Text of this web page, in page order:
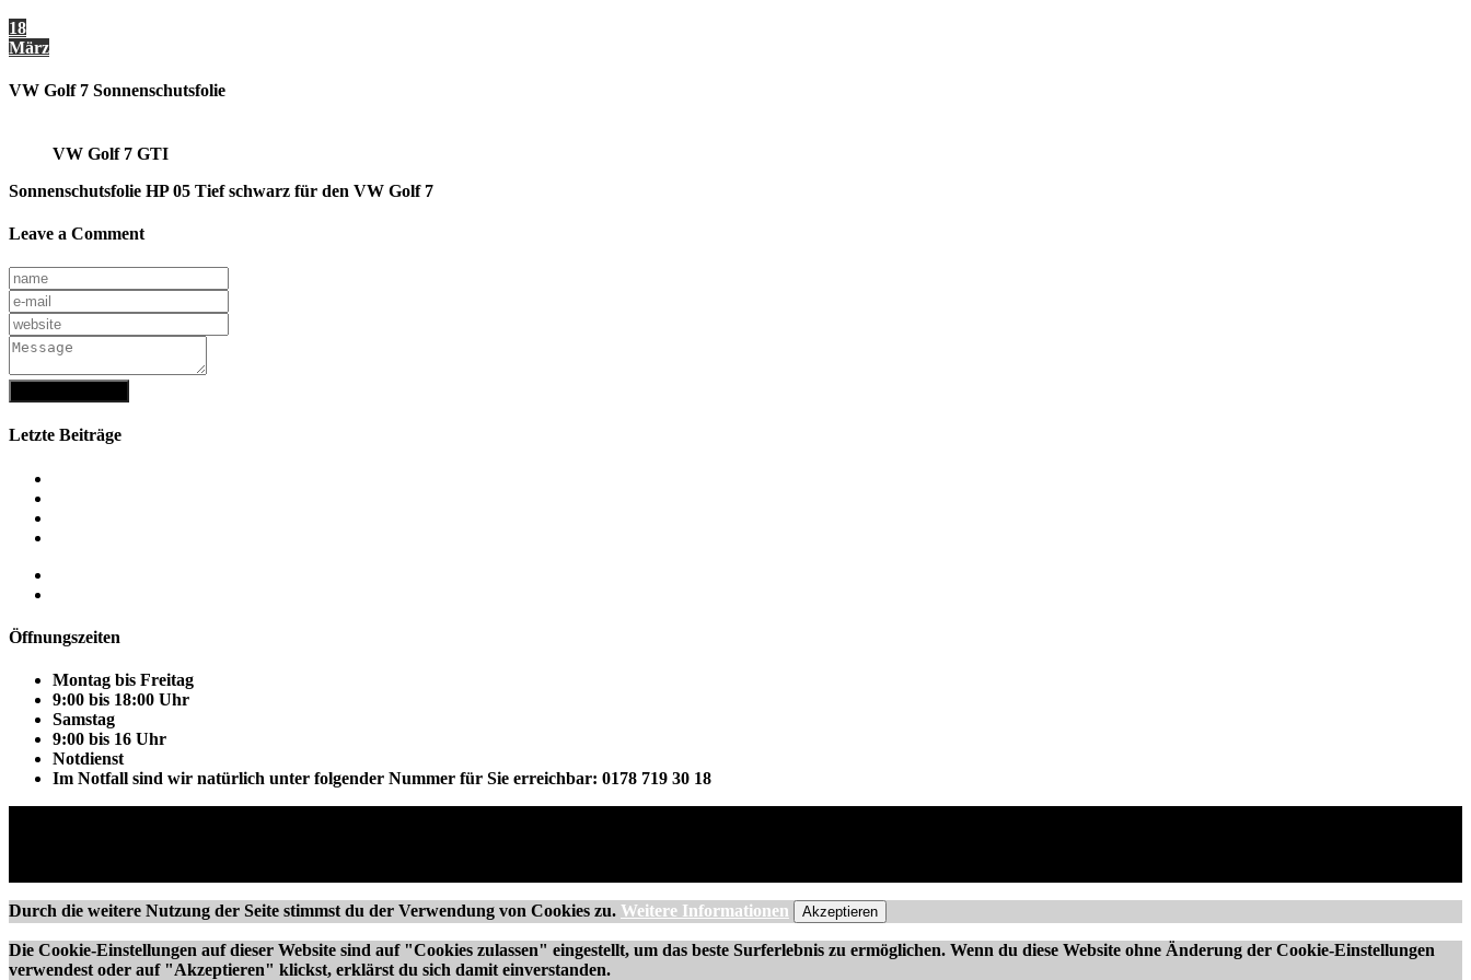
18
März
VW Golf 7 Sonnenschutsfolie
VW Golf 7 GTI
Sonnenschutsfolie HP 05 Tief schwarz für den VW Golf 7
Leave a Comment
Letzte Beiträge
Öffnungszeiten
Montag bis Freitag
9:00 bis 18:00 Uhr
Samstag
9:00 bis 16 Uhr
Notdienst
Im Notfall sind wir natürlich unter folgender Nummer für Sie erreichbar: 0178 719 30 18
Durch die weitere Nutzung der Seite stimmst du der Verwendung von Cookies zu. Weitere Informationen Akzeptieren
Die Cookie-Einstellungen auf dieser Website sind auf "Cookies zulassen" eingestellt, um das beste Surferlebnis zu ermöglichen. Wenn du diese Website ohne Änderung der Cookie-Einstellungen
verwendest oder auf "Akzeptieren" klickst, erklärst du sich damit einverstanden.